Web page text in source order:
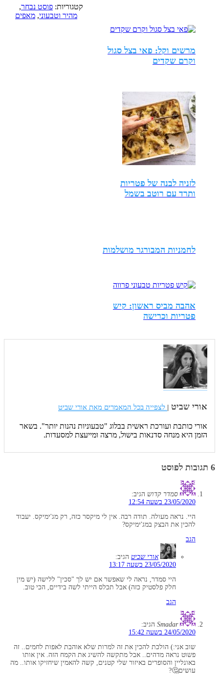
מרשים וקל: פאי בצל סגול
וקרם שקדים
לזניה לבנה של פטריות
ותרד עם רוטב בשמל
לחמניות המבורגר מושלמות
אהבה מביס ראשון: קיש
פטריות וכרישה
קטגוריות:פוסט נבחר,
מהיר וטבעוני, מאפים
אורי שביט | לצפייה בכל המאמרים מאת אורי שביט
אורי כותבת ועורכת ראשית בבלוג "טבעוניות נהנות יותר". בשאר
הזמן היא מנחה סדנאות בישול, מרצה ומייעצת למסעדות.
6 תגובות לפוסט
סמדר קדוש הגיב:
23/05/2020 בשעה 12:54
היי. נראה מעולה. תודה רבה. אין לי מיקסר כזה, רק מג'ימיקס. יעבוד
להכין את הבצק במג'ימיקס?
הגב
אורי שביט הגיב:
23/05/2020 בשעה 13:17
היי סמדר, נראה לי שאפשר אם יש לך "סכין" ללישה (יש מין
חלק פלסטיק כזה) אבל תכלס הייתי לשה בידיים, הכי טוב.
הגב
Smadar הגיב:
24/05/2020 בשעה 15:42
שוב אני:) הולכת להכין את זה למרות שלא אוהבת לאפות לחמים.. זה
פשוט נראה מדהים.. אבל מתקשה להשיג את הקמח הזה. אין אותו
באונליין והסופרים באיזור שלי קטנים, קשה להאמין שיחזיקו אותו.. מה
עושים🤔?